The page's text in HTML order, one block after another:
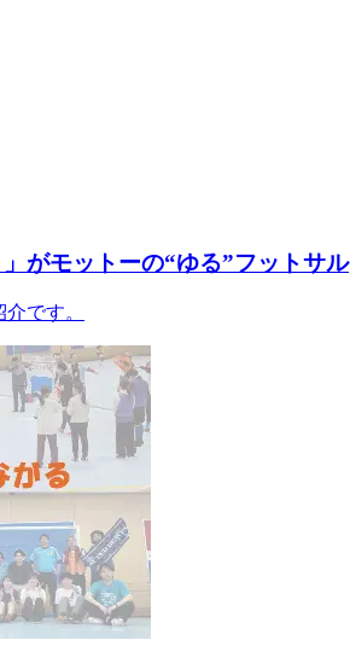
がモットーの“ゆる”フットサル
です。